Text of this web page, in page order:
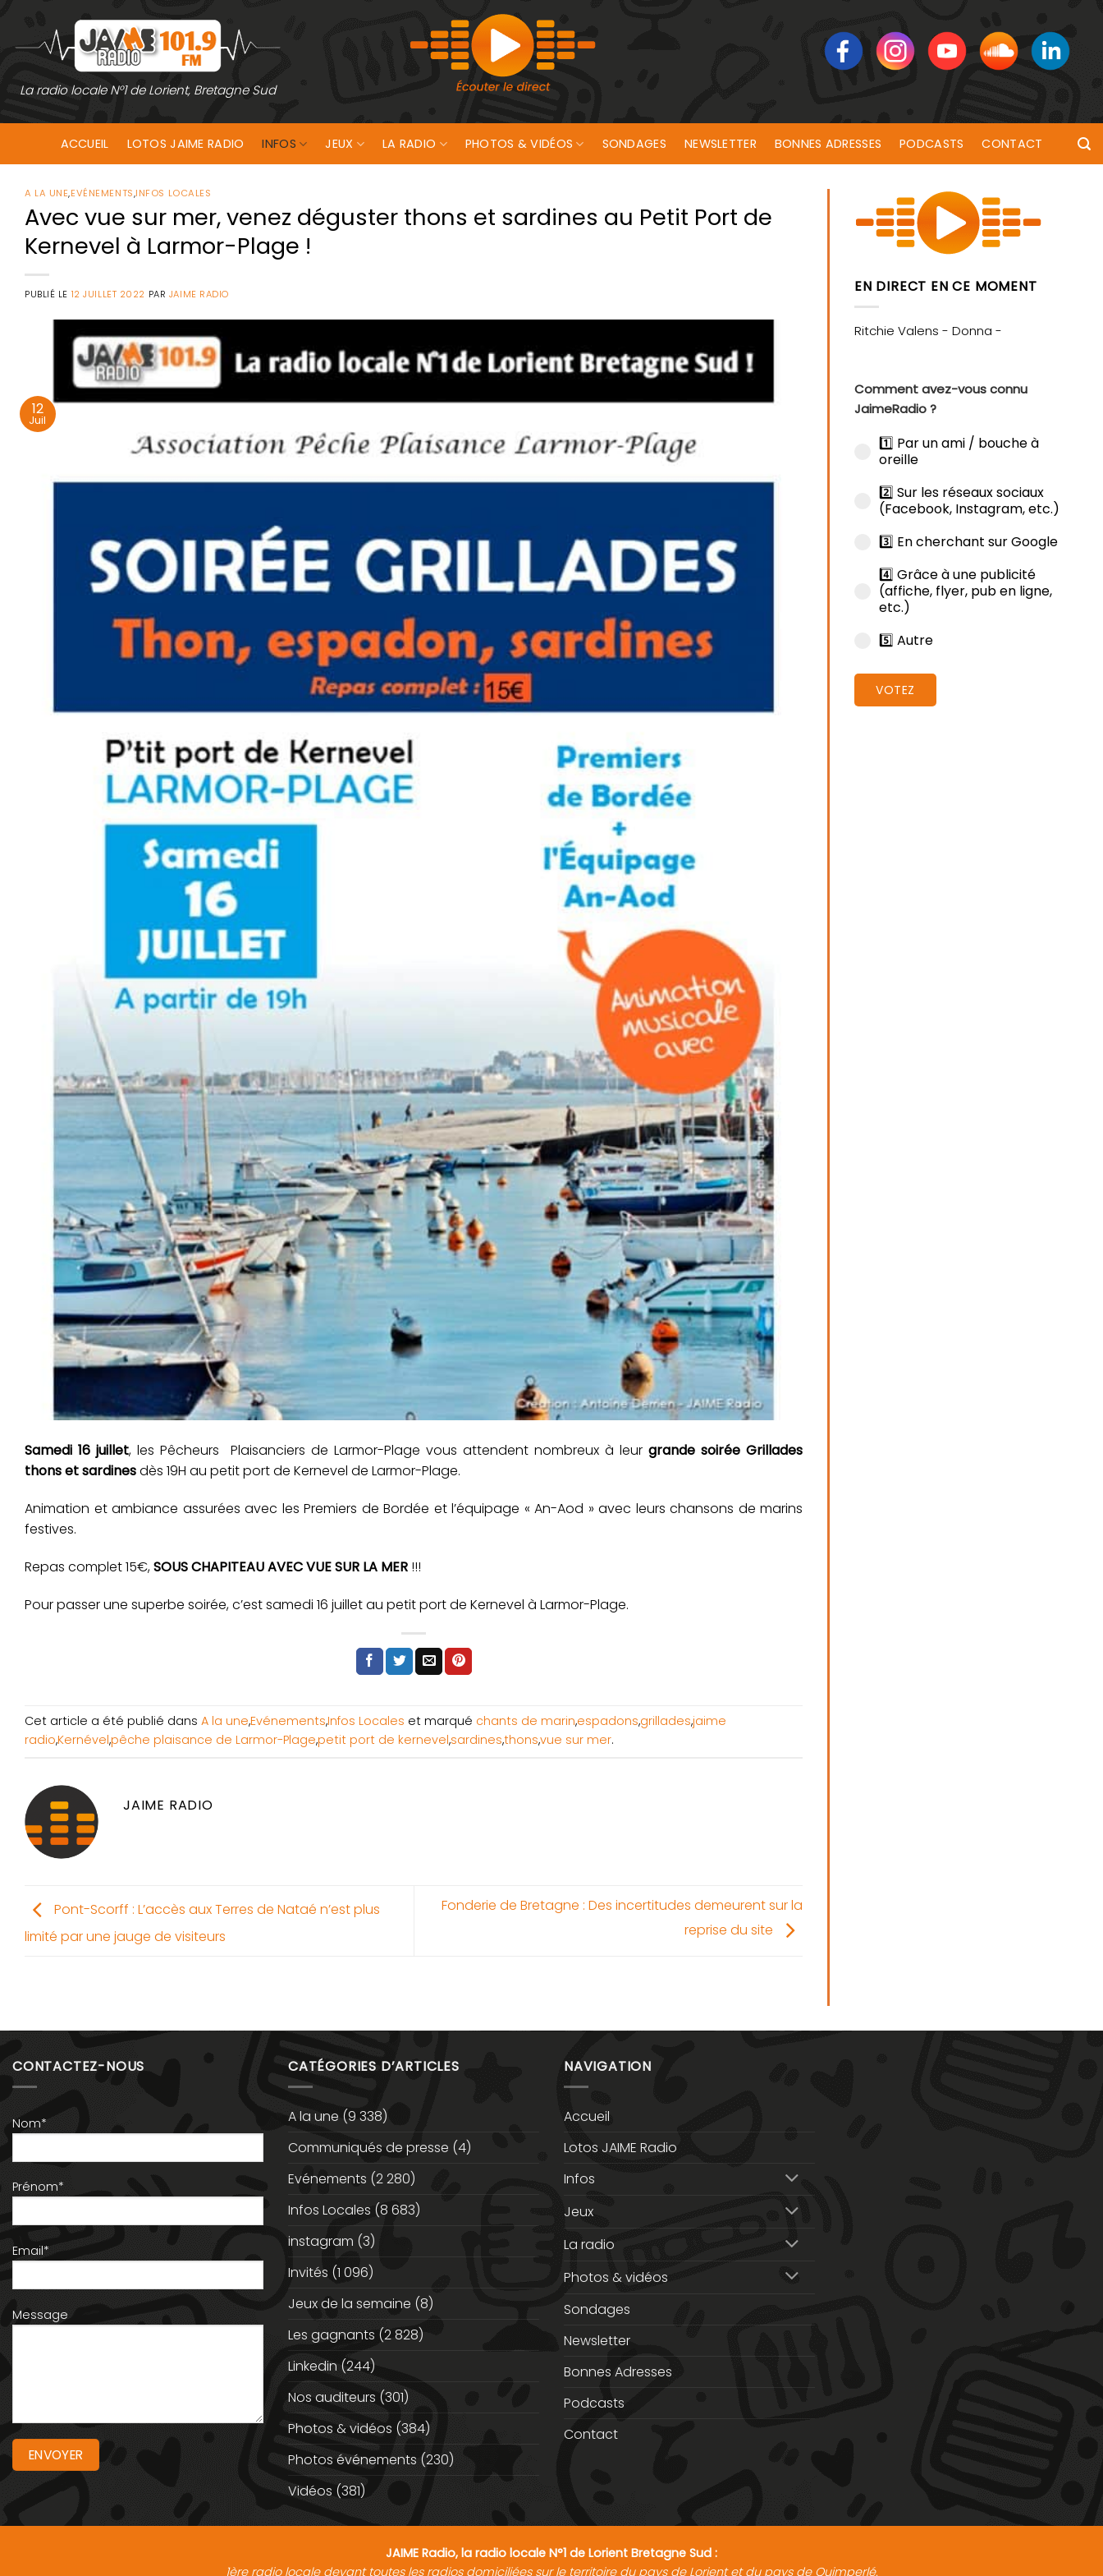
contenu
La radio locale N°1 de Lorient, Bretagne Sud
ACCUEIL LOTOS JAIME RADIO INFOS JEUX LA RADIO PHOTOS & VIDÉOS SONDAGES NEWSLETTER BONNES ADRESSES PODCASTS CONTACT
A LA UNE,EVÉNEMENTS,INFOS LOCALES
Avec vue sur mer, venez déguster thons et sardines au Petit Port de
Kernevel à Larmor-Plage !
PUBLIÉ LE 12 JUILLET 2022 PAR JAIME RADIO
12
Juil
Samedi 16 juillet, les Pêcheurs Plaisanciers de Larmor-Plage vous attendent nombreux à leur grande soirée Grillades
thons et sardinesdès 19H au petit port de Kernevel de Larmor-Plage.
Animation et ambiance assurées avec les Premiers de Bordée et l’équipage « An-Aod » avec leurs chansons de marins
festives.
Repas complet 15€,SOUS CHAPITEAU AVEC VUE SUR LA MER !!!
Pour passer une superbe soirée, c’est samedi 16 juillet au petit port de Kernevel à Larmor-Plage.
Cet article a été publié dans A la une,Evénements,Infos Locales et marqué chants de marin,espadons,grillades,jaime
radio,Kernével,pêche plaisance de Larmor-Plage,petit port de kernevel,sardines,thons,vue sur mer.
JAIME RADIO
Pont-Scorff : L’accès aux Terres de Nataé n’est plus
limité par une jauge de visiteurs
Fonderie de Bretagne : Des incertitudes demeurent sur la
reprise du site
EN DIRECT EN CE MOMENT
Comment avez-vous connu
JaimeRadio ?
1️⃣ Par un ami / bouche à
oreille
2️⃣ Sur les réseaux sociaux
(Facebook, Instagram, etc.)
3️⃣ En cherchant sur Google
4️⃣ Grâce à une publicité
(affiche, flyer, pub en ligne,
etc.)
5️⃣ Autre
VOTEZ
CONTACTEZ-NOUS
Nom*
Prénom*
Email*
Message
CATÉGORIES D’ARTICLES
A la une (9 338)
Communiqués de presse (4)
Evénements (2 280)
Infos Locales (8 683)
instagram (3)
Invités (1 096)
Jeux de la semaine (8)
Les gagnants (2 828)
Linkedin (244)
Nos auditeurs (301)
Photos & vidéos (384)
Photos événements (230)
Vidéos (381)
NAVIGATION
Accueil
Lotos JAIME Radio
Infos
Jeux
La radio
Photos & vidéos
Sondages
Newsletter
Bonnes Adresses
Podcasts
Contact
JAIME Radio, la radio locale N°1 de Lorient Bretagne Sud :
1ère radio locale devant toutes les radios domiciliées sur le territoire du pays de Lorient et du pays de Quimperlé.